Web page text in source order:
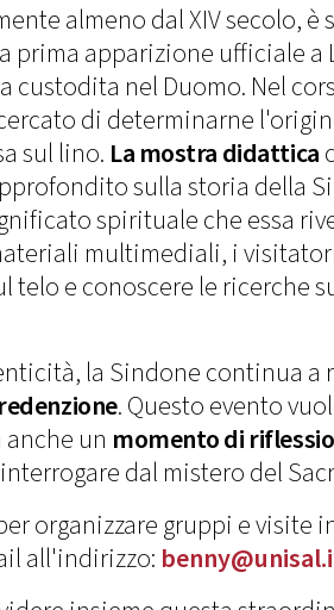
almeno dal XIV secolo, è
apparizione ufficiale a
custodita nel Duomo. Nel
di determinarne
sul lino. La mostra didattica
sulla storia della
spirituale che essa
multimediali, i
e conoscere le ricerche
la Sindone continua a
. Questo evento
un momento di
dal mistero del
organizzare gruppi e visite
all'indirizzo: